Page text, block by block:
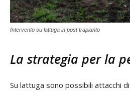
Intervento su lattuga in post trapianto
La strategia per la
Su lattuga sono possibili attacchi